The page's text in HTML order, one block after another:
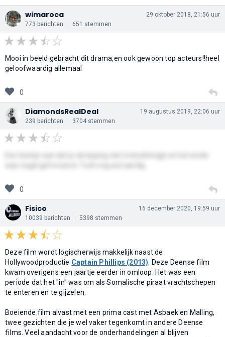
wimaroca
773 berichten 651 stemmen
29 oktober 2018, 21:56 uur
Mooi in beeld gebracht dit drama,en ook gewoon top acteurs!!heel
geloofwaardig allemaal
0
DiamondsRealDeal
239 berichten 3704 stemmen
19 augustus 2019, 22:06 uur
0
Fisico
10039 berichten 5398 stemmen
16 december 2020, 19:59 uur
Deze film wordt logischerwijs makkelijk naast de
Hollywoodproductie Captain Phillips (2013) . Deze Deense film
kwam overigens een jaartje eerder in omloop. Het was een
periode dat het "in" was om als Somalische piraat vrachtschepen
te enteren en te gijzelen.
Boeiende film alvast met een prima cast met Asbaek en Malling,
twee gezichten die je wel vaker tegenkomt in andere Deense
films. Veel aandacht voor de onderhandelingen al blijven